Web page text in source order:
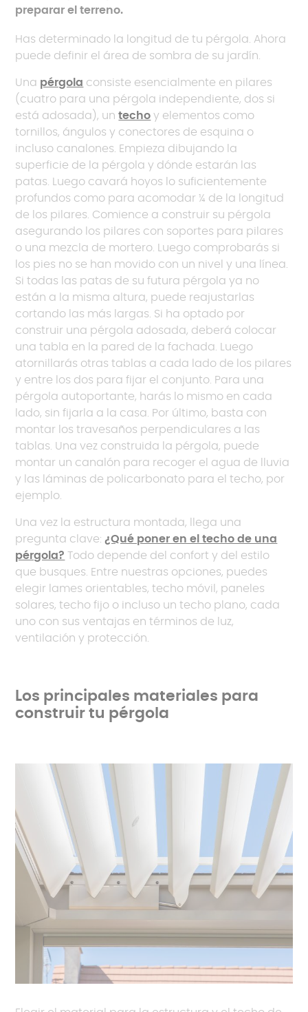
preparar el terreno.
Has determinado la longitud de tu pérgola. Ahora
puede definir el área de sombra de su jardín.
Una pérgola consiste esencialmente en pilares
(cuatro para una pérgola independiente, dos si
está adosada), untecho y elementos como
tornillos, ángulos y conectores de esquina o
incluso canalones. Empieza dibujando la
superficie de la pérgola y dónde estarán las
patas. Luego cavará hoyos lo suficientemente
profundos como para acomodar ¼ de la longitud
de los pilares. Comience a construir su pérgola
asegurando los pilares con soportes para pilares
o una mezcla de mortero. Luego comprobarás si
los pies no se han movido con un nivel y una línea.
Si todas las patas de su futura pérgola ya no
están a la misma altura, puede reajustarlas
cortando las más largas. Si ha optado por
construir una pérgola adosada, deberá colocar
una tabla en la pared de la fachada. Luego
atornillarás otras tablas a cada lado de los pilares
y entre los dos para fijar el conjunto. Para una
pérgola autoportante, harás lo mismo en cada
lado, sin fijarla a la casa. Por último, basta con
montar los travesaños perpendiculares a las
tablas. Una vez construida la pérgola, puede
montar un canalón para recoger el agua de lluvia
y las láminas de policarbonato para el techo, por
ejemplo.
Una vez la estructura montada, llega una
pregunta clave:¿Qué poner en el techo de una
pérgola? Todo depende del confort y del estilo
que busques. Entre nuestras opciones, puedes
elegir lames orientables, techo móvil, paneles
solares, techo fijo o incluso un techo plano, cada
uno con sus ventajas en términos de luz,
ventilación y protección.
Los principales materiales para
construir tu pérgola